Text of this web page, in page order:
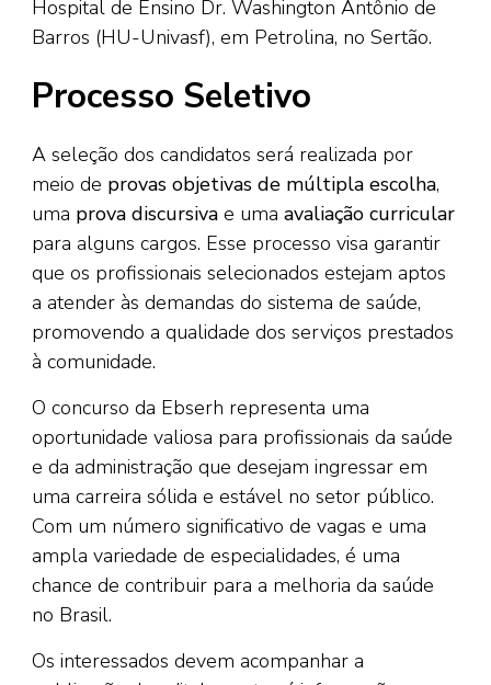
Hospital de Ensino Dr. Washington Antônio de
Barros (HU-Univasf), em Petrolina, no Sertão.
Processo Seletivo
A seleção dos candidatos será realizada por
meio de provas objetivas de múltipla escolha,
uma prova discursiva e uma avaliação curricular
para alguns cargos. Esse processo visa garantir
que os profissionais selecionados estejam aptos
a atender às demandas do sistema de saúde,
promovendo a qualidade dos serviços prestados
à comunidade.
O concurso da Ebserh representa uma
oportunidade valiosa para profissionais da saúde
e da administração que desejam ingressar em
uma carreira sólida e estável no setor público.
Com um número significativo de vagas e uma
ampla variedade de especialidades, é uma
chance de contribuir para a melhoria da saúde
no Brasil.
Os interessados devem acompanhar a